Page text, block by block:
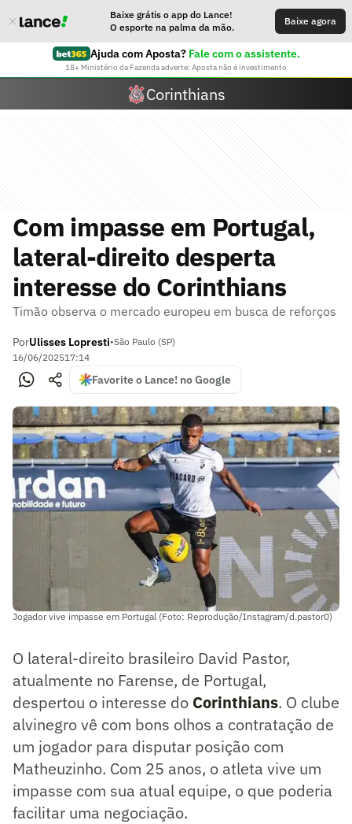
Baixe grátis o app do Lance!
O esporte na palma da mão.
Baixe agora
Ajuda com Aposta? Fale com o assistente.
18+ Ministério da Fazenda adverte: Aposta não é investimento
Corinthians
Com impasse em Portugal,
lateral-direito desperta
interesse do Corinthians
Timão observa o mercado europeu em busca de reforços
PorUlisses Lopresti•São Paulo (SP)
16/06/202517:14
Favorite o Lance! no Google
Jogador vive impasse em Portugal (Foto: Reprodução/Instagram/d.pastor0)
O lateral-direito brasileiro David Pastor,
atualmente no Farense, de Portugal,
despertou o interesse do Corinthians. O clube
alvinegro vê com bons olhos a contratação de
um jogador para disputar posição com
Matheuzinho. Com 25 anos, o atleta vive um
impasse com sua atual equipe, o que poderia
facilitar uma negociação.